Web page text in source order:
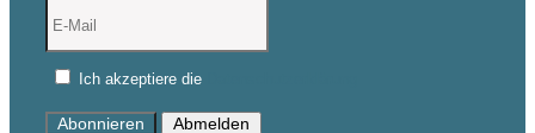
Ich akzeptiere die
Abonnieren Abmelden